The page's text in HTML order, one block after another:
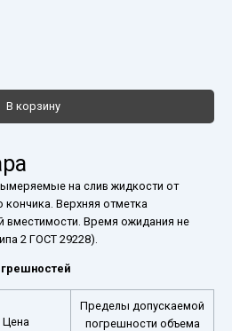
В корзину
на слив жидкости от
Верхняя отметка
вместимости. Время ожидания не
2 ГОСТ 29228).
Цена
Пределы допускаемой
погрешности объема